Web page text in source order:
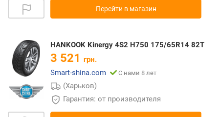
Перейти в магазин
HANKOOK Kinergy 4S2 H750 175/65R14 82T
3 521 грн.
Smart-shina.com
С нами 8 лет
(Харьков)
Гарантия: от производителя